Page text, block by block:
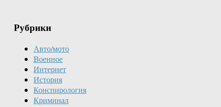
Рубрики
Авто/мото
Военное
Интернет
История
Конспирология
Криминал